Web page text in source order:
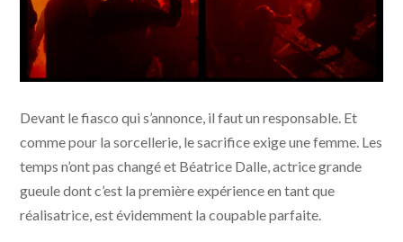
zone
Devant le fiasco qui s’annonce, il faut un responsable. Et
comme pour la sorcellerie, le sacrifice exige une femme. Les
temps n’ont pas changé et Béatrice Dalle, actrice grande
gueule dont c’est la première expérience en tant que
réalisatrice, est évidemment la coupable parfaite.